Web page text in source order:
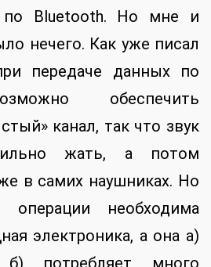
по Bluetooth. Но мне и
нечего. Как уже писал
передаче данных по
обеспечить
канал, так что звук
жать, а потом
в самих наушниках. Но
операции необходима
электроника, а она а)